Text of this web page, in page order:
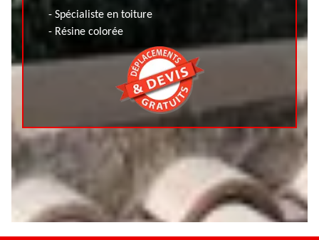
- Spécialiste en toiture
- Résine colorée